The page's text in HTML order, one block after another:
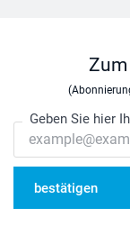
Geben Sie hier
bestätigen